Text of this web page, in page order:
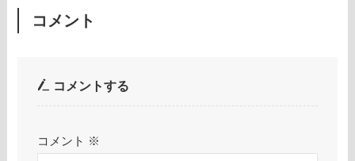
コメント
コメントする
コメント ※